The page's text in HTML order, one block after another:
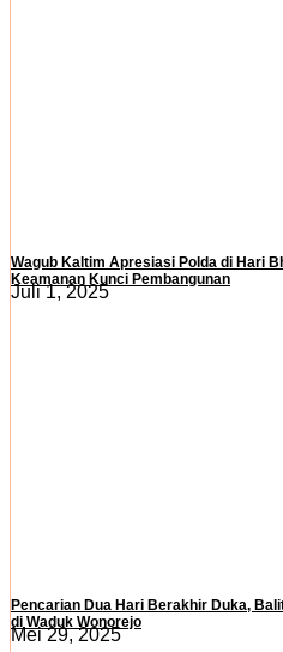
Wagub Kaltim Apresiasi Polda di Hari
Keamanan Kunci Pembangunan
Juli 1, 2025
Pencarian Dua Hari Berakhir Duka,
di Waduk Wonorejo
Mei 29, 2025